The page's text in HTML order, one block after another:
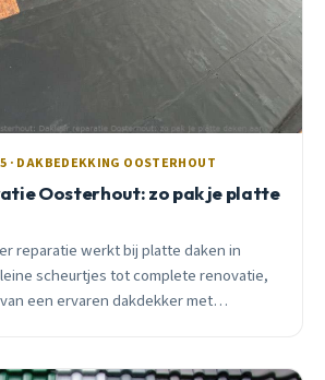
· DAKBEDEKKING OOSTERHOUT
Oosterhout: zo pak je platte
reparatie werkt bij platte daken in
scheurtjes tot complete renovatie,
een ervaren dakdekker met